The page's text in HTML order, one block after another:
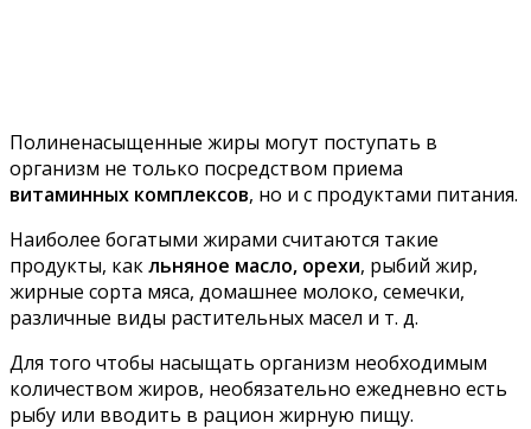
Полиненасыщенные жиры могут поступать в
организм не только посредством приема
витаминных комплексов, но и с продуктами питания.
Наиболее богатыми жирами считаются такие
продукты, какльняное масло, орехи, рыбий жир,
жирные сорта мяса, домашнее молоко, семечки,
различные виды растительных масел и т. д.
Для того чтобы насыщать организм необходимым
количеством жиров, необязательно ежедневно есть
рыбу или вводить в рацион жирную пищу.